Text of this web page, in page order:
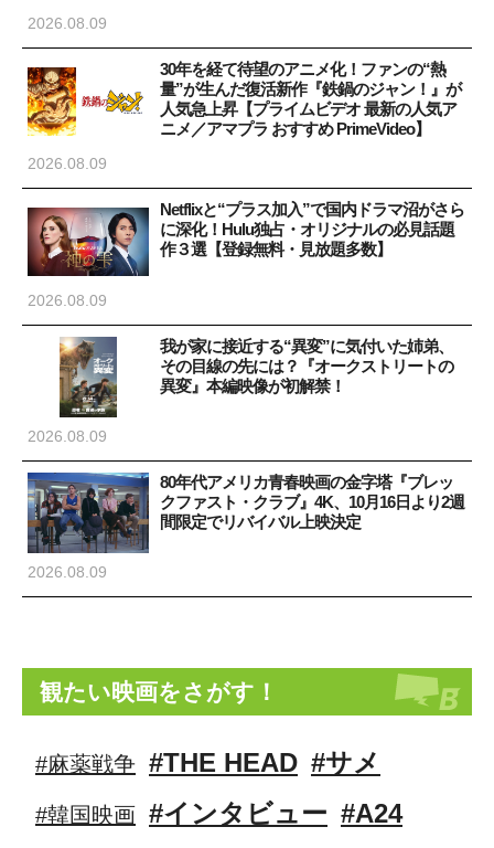
2026.08.09
30年を経て待望のアニメ化！ファンの“熱
量”が生んだ復活新作『鉄鍋のジャン！』が
人気急上昇【プライムビデオ 最新の人気ア
ニメ／アマプラ おすすめ PrimeVideo】
2026.08.09
Netflixと“プラス加入”で国内ドラマ沼がさら
に深化！Hulu独占・オリジナルの必見話題
作３選【登録無料・見放題多数】
2026.08.09
我が家に接近する“異変”に気付いた姉弟、
その目線の先には？『オークストリートの
異変』本編映像が初解禁！
2026.08.09
80年代アメリカ青春映画の金字塔『ブレッ
クファスト・クラブ』4K、10月16日より2週
間限定でリバイバル上映決定
2026.08.09
観たい映画をさがす！
#麻薬戦争 #THE HEAD #サメ
#韓国映画 #インタビュー #A24